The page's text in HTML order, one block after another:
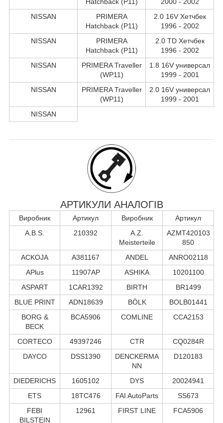
NISSAN
PRIMERA
Hatchback (P11)
2.0 16V Хетчбек
1996 - 2002
NISSAN
PRIMERA
Hatchback (P11)
2.0 TD Хетчбек
1996 - 2002
NISSAN
PRIMERA Traveller
(WP11)
1.8 16V универсал
1999 - 2001
NISSAN
PRIMERA Traveller
(WP11)
2.0 16V универсал
1999 - 2001
NISSAN
АРТИКУЛИ АНАЛОГІВ
Виробник Артикул Виробник
Артикул
A.B.S.
210392
A.Z.
Meisterteile
AZMT420103
850
ACKOJA
A381167 ANDEL
ANRO02118
APlus
11907AP ASHIKA
10201100
ASPART
1CAR1392 BIRTH
BR1499
BLUE PRINT
ADN18639 BÖLK
BOLB01441
BORG &
BECK
BCA5906 COMLINE CCA2153
CORTECO 49397246 CTR
CQ0284R
DAYCO
DSS1390
DENCKERMA
NN
D120183
DIEDERICHS 1605102 DYS
20024941
ETS
18TC476 FAI AutoParts
SS673
FEBI
BILSTEIN
12961 FIRST LINE FCA5906